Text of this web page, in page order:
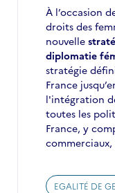
À l’occasion
droits des
nouvelle
diplomatie
stratégie
France
l'intégration
toutes les
France, y
EGALITÉ DE